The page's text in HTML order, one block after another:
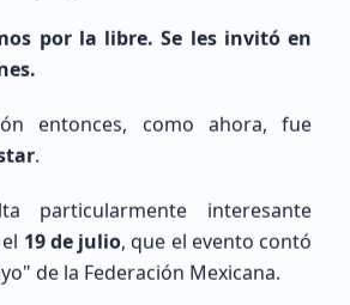
Basañez De La Torre
Sin Indicativo
por la libre. Se les invitó en
entonces, como ahora, fue
.
particularmente interesante
19 de julio, que el evento contó
de la Federación Mexicana.